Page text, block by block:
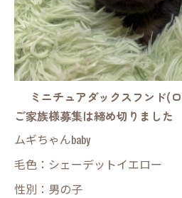
ミニチュアダックスフンド(
ご家族様募集は締め切りました
ムギちゃんbaby
毛色：シェーデットイエロー
性別：男の子